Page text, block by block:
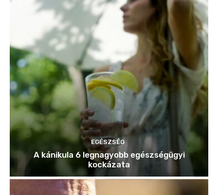
EGÉSZSÉG
A kánikula 6 legnagyobb egészségügyi
kockázata